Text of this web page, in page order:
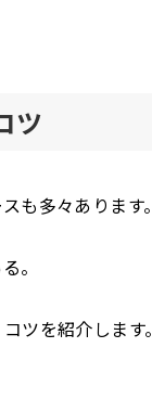
ツ
も多々あります。
。
ツを紹介します。